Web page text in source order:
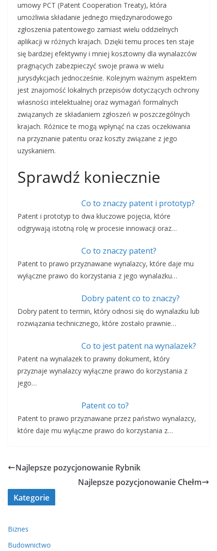
umowy PCT (Patent Cooperation Treaty), która
umożliwia składanie jednego międzynarodowego
zgłoszenia patentowego zamiast wielu oddzielnych
aplikacji w różnych krajach. Dzięki temu proces ten staje
się bardziej efektywny i mniej kosztowny dla wynalazców
pragnących zabezpieczyć swoje prawa w wielu
jurysdykcjach jednocześnie. Kolejnym ważnym aspektem
jest znajomość lokalnych przepisów dotyczących ochrony
własności intelektualnej oraz wymagań formalnych
związanych ze składaniem zgłoszeń w poszczególnych
krajach. Różnice te mogą wpłynąć na czas oczekiwania
na przyznanie patentu oraz koszty związane z jego
uzyskaniem.
Sprawdź koniecznie
Co to znaczy patent i prototyp?
Patent i prototyp to dwa kluczowe pojęcia, które
odgrywają istotną rolę w procesie innowacji oraz…
Co to znaczy patent?
Patent to prawo przyznawane wynalazcy, które daje mu
wyłączne prawo do korzystania z jego wynalazku…
Dobry patent co to znaczy?
Dobry patent to termin, który odnosi się do wynalazku lub
rozwiązania technicznego, które zostało prawnie…
Co to jest patent na wynalazek?
Patent na wynalazek to prawny dokument, który
przyznaje wynalazcy wyłączne prawo do korzystania z
jego…
Patent co to?
Patent to prawo przyznawane przez państwo wynalazcy,
które daje mu wyłączne prawo do korzystania z…
Najlepsze pozycjonowanie Rybnik
Najlepsze pozycjonowanie Chełm
Kategorie
Biznes
Budownictwo